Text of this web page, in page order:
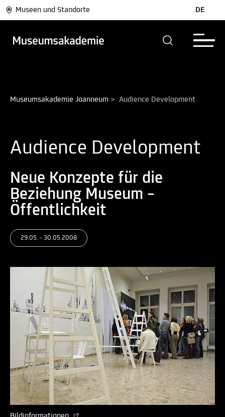
Museen und Standorte DE
Museumsakademie Joanneum > Audience Development
Audience Development
Neue Konzepte für die
Beziehung Museum –
Öffentlichkeit
29.05. - 30.05.2008